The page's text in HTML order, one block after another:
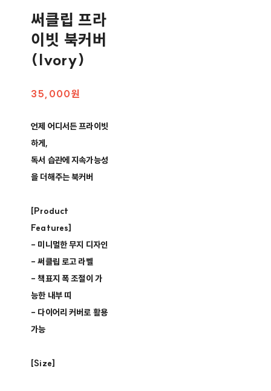
써클립 프라
이빗 북커버
(Ivory)
35,000원
언제 어디서든 프라이빗
하게,
독서 습관에 지속가능성
을 더해주는 북커버
[Product
Features]
- 미니멀한 무지 디자인
- 써클립 로고 라벨
- 책표지 폭 조절이 가
능한 내부 띠
- 다이어리 커버로 활용
가능
[Size]